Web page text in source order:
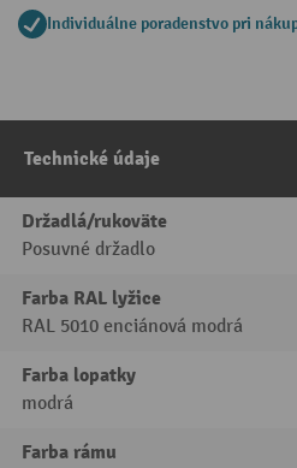
Individuálne poradenstvo pri
Technické údaje
Držadlá/rukoväte
Posuvné držadlo
Farba RAL lyžice
RAL 5010 enciánová modrá
Farba lopatky
modrá
Farba rámu